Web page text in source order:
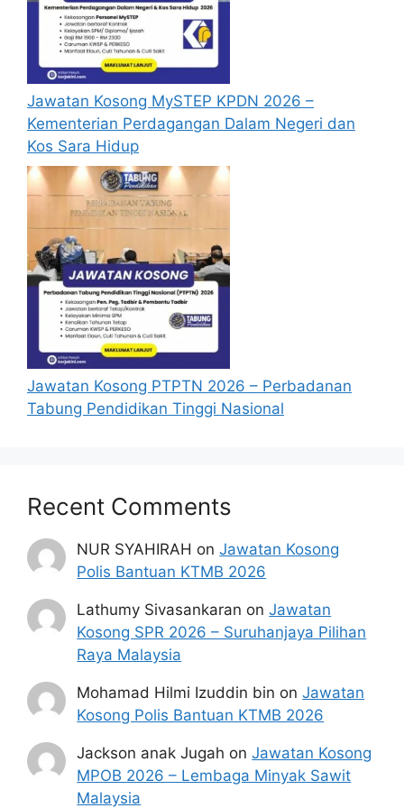
Pejabat
Pembantu
Khidmat Am
Gred H1
Pembantu
Keselamatan
Gred KP1 Tetap
Pegawai
Tadbir
Gred N9
Pereka
Penolong
Pegawai
Tadbir
Gred N5
Pereka
Mohon juga jawatan kosong kerajaan disini :
Syarat Asas Permohonan
Calon perlu memenuhi syarat asas berikut
untuk memohon jawatan kosong Dewan Bahasa
Pustaka 2025
Berusia tidak kurang daripada 18 tahun
pada tarikh tutup permohonan jawatan.
telah ditetapkan bagi setiap jawatan
kosong Dewan Bahasa dan Pustaka 2025
Jawatan Kosong MySTEP KPDN 2026 –
Kementerian Perdagangan Dalam Negeri dan
Kos Sara Hidup
Jawatan Kosong PTPTN 2026 – Perbadanan
Tabung Pendidikan Tinggi Nasional
Recent Comments
NUR SYAHIRAH onJawatan Kosong
Polis Bantuan KTMB 2026
Lathumy Sivasankaran onJawatan
Kosong SPR 2026 – Suruhanjaya Pilihan
Raya Malaysia
Mohamad Hilmi Izuddin bin onJawatan
Kosong Polis Bantuan KTMB 2026
Jackson anak Jugah onJawatan Kosong
MPOB 2026 – Lembaga Minyak Sawit
Malaysia